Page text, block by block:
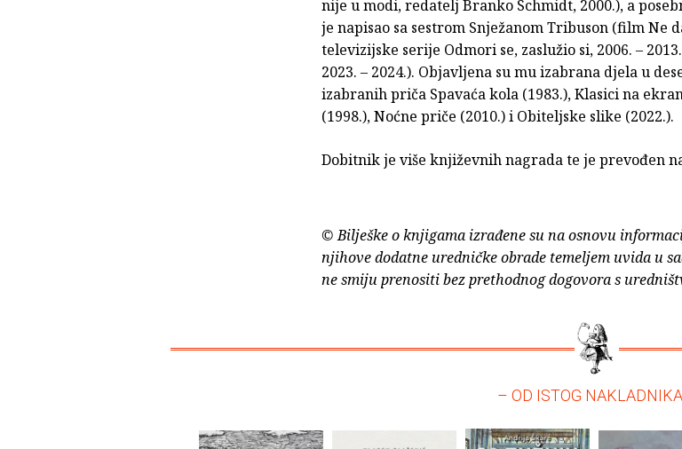
nije u modi, redatelj Branko Schmidt, 2000.), a
je napisao sa sestrom Snježanom Tribuson (film Ne
televizijske serije Odmori se, zaslužio si, 2006. –
2023. – 2024.). Objavljena su mu izabrana djela u
izabranih priča Spavaća kola (1983.), Klasici na
(1998.), Noćne priče (2010.) i Obiteljske slike (2022.).
Dobitnik je više književnih nagrada te je prevođen
© Bilješke o knjigama izrađene su na osnovu
njihove dodatne uredničke obrade temeljem uvida u
ne smiju prenositi bez prethodnog dogovora s
– OD ISTOG